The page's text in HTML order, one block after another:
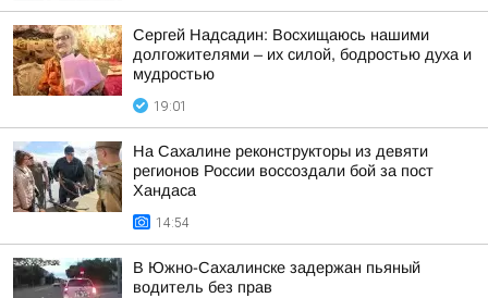
Сергей Надсадин: Восхищаюсь нашими
долгожителями – их силой, бодростью духа и
мудростью
19:01
На Сахалине реконструкторы из девяти
регионов России воссоздали бой за пост
Хандаса
14:54
В Южно-Сахалинске задержан пьяный
водитель без прав